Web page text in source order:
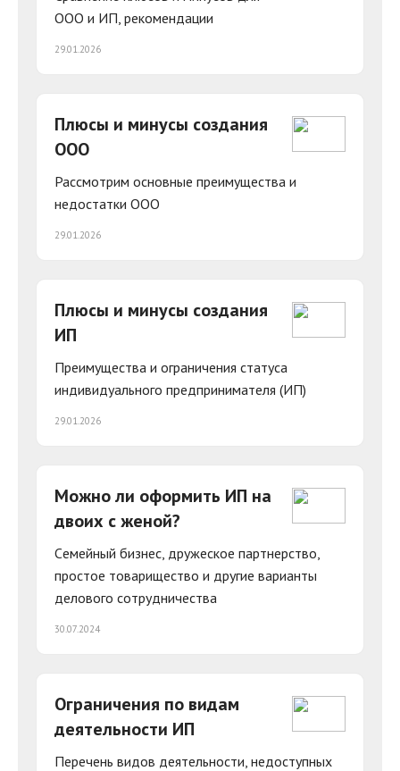
ООО и ИП, рекомендации
29.01.2026
Плюсы и минусы создания
ООО
Рассмотрим основные преимущества и
недостатки ООО
29.01.2026
Плюсы и минусы создания
ИП
Преимущества и ограничения статуса
индивидуального предпринимателя (ИП)
29.01.2026
Можно ли оформить ИП на
двоих с женой?
Cемейный бизнес, дружеское партнерство,
простое товарищество и другие варианты
делового сотрудничества
30.07.2024
Ограничения по видам
деятельности ИП
Перечень видов деятельности, недоступных